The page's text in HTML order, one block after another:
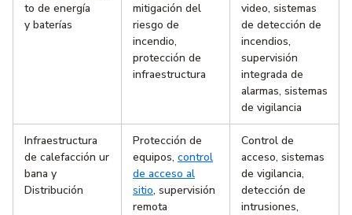
to de energía
y baterías
mitigación del
riesgo de
incendio,
protección de
infraestructura
video, sistemas
de detección de
incendios,
supervisión
integrada de
alarmas, sistemas
de vigilancia
Infraestructura
de calefacción ur
bana y
Distribución
Protección de
equipos, control
de acceso al
sitio, supervisión
remota
Control de
acceso, sistemas
de vigilancia,
detección de
intrusiones,